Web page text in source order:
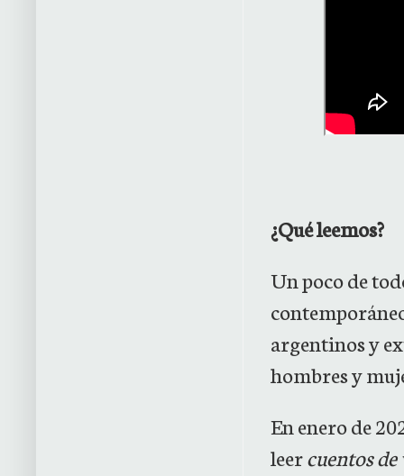
¿Qué leemos?
Un poco de
argentinos y
hombres y
En enero de
leercuentos de